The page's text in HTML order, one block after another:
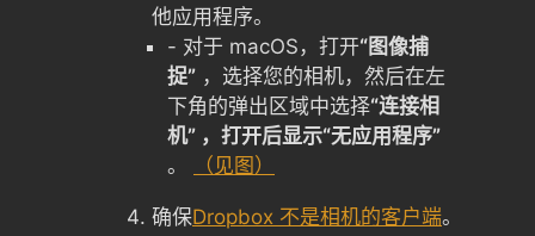
他应用程序。
- 对于 macOS，打开“图像捕
捉” ，选择您的相机，然后在左
下角的弹出区域中选择“连接相
机” ，打开后显示“无应用程序”
。
（见图）
确保Dropbox 不是相机的客户端。